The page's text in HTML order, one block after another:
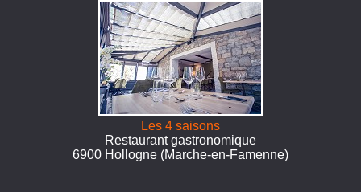
Les 4 saisons
Restaurant gastronomique
6900 Hollogne (Marche-en-Famenne)